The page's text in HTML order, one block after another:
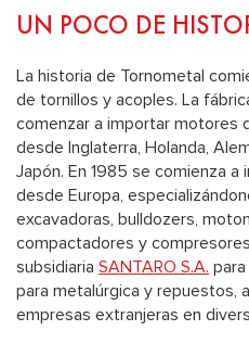
UN POCO DE
La historia de Tornometal
de tornillos y acoples. La
comenzar a importar motores
desde Inglaterra, Holanda,
Japón. En 1985 se comienza a
desde Europa,
excavadoras, bulldozers,
compactadores y
subsidiaria SANTARO S.A.
para metalúrgica y repuestos,
empresas extranjeras en